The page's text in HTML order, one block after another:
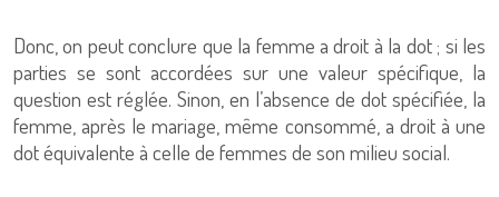
Donc, on peut conclure que la femme a droit à la dot ; si les
parties se sont accordées sur une valeur spécifique, la
question est réglée. Sinon, en l’absence de dot spécifiée, la
femme, après le mariage, même consommé, a droit à une
dot équivalente à celle de femmes de son milieu social.